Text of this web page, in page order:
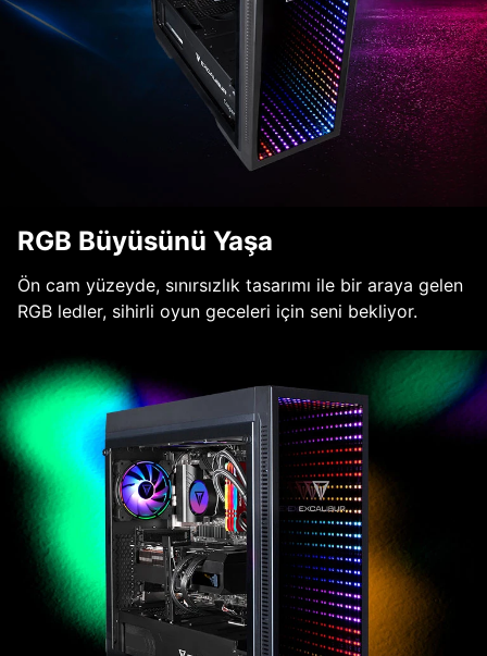
RGB Büyüsünü Yaşa
Ön cam yüzeyde, sınırsızlık tasarımı ile bir araya gelen
RGB ledler, sihirli oyun geceleri için seni bekliyor.